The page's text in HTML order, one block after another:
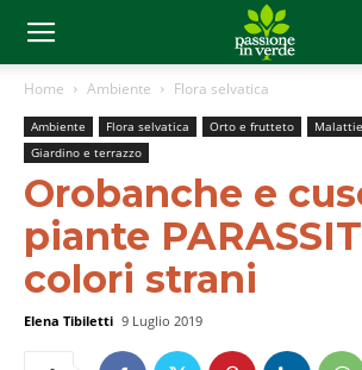
Home Ambiente Flora selvatica
Ambiente Flora selvatica Orto e frutteto
Giardino e terrazzo
Orobanche e
piante
colori strani
Elena Tibiletti 9 Luglio 2019